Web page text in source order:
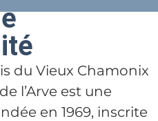
du Vieux Chamonix
l’Arve est une
en 1969, inscrite